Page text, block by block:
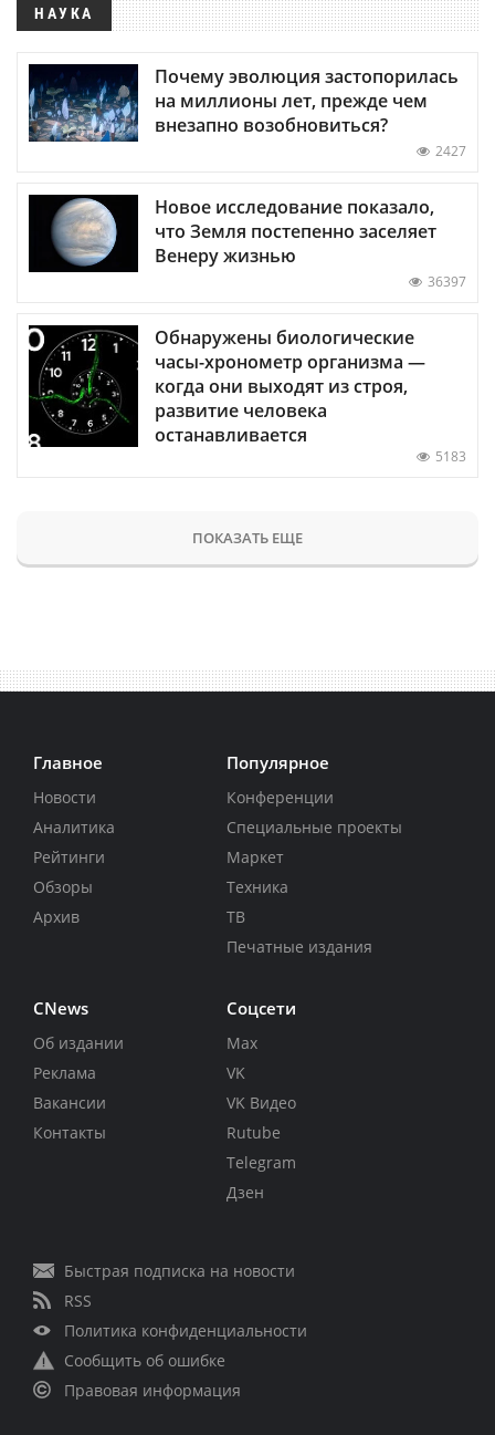
НАУКА
Почему эволюция застопорилась
на миллионы лет, прежде чем
внезапно возобновиться?
2427
Новое исследование показало,
что Земля постепенно заселяет
Венеру жизнью
36397
Обнаружены биологические
часы-хронометр организма —
когда они выходят из строя,
развитие человека
останавливается
5183
ПОКАЗАТЬ ЕЩЕ
Главное
Новости
Аналитика
Рейтинги
Обзоры
Архив
Популярное
Конференции
Специальные проекты
Маркет
Техника
ТВ
Печатные издания
CNews
Об издании
Реклама
Вакансии
Контакты
Соцсети
Max
VK
VK Видео
Rutube
Telegram
Дзен
Быстрая подписка на новости
RSS
Политика конфиденциальности
Сообщить об ошибке
Правовая информация